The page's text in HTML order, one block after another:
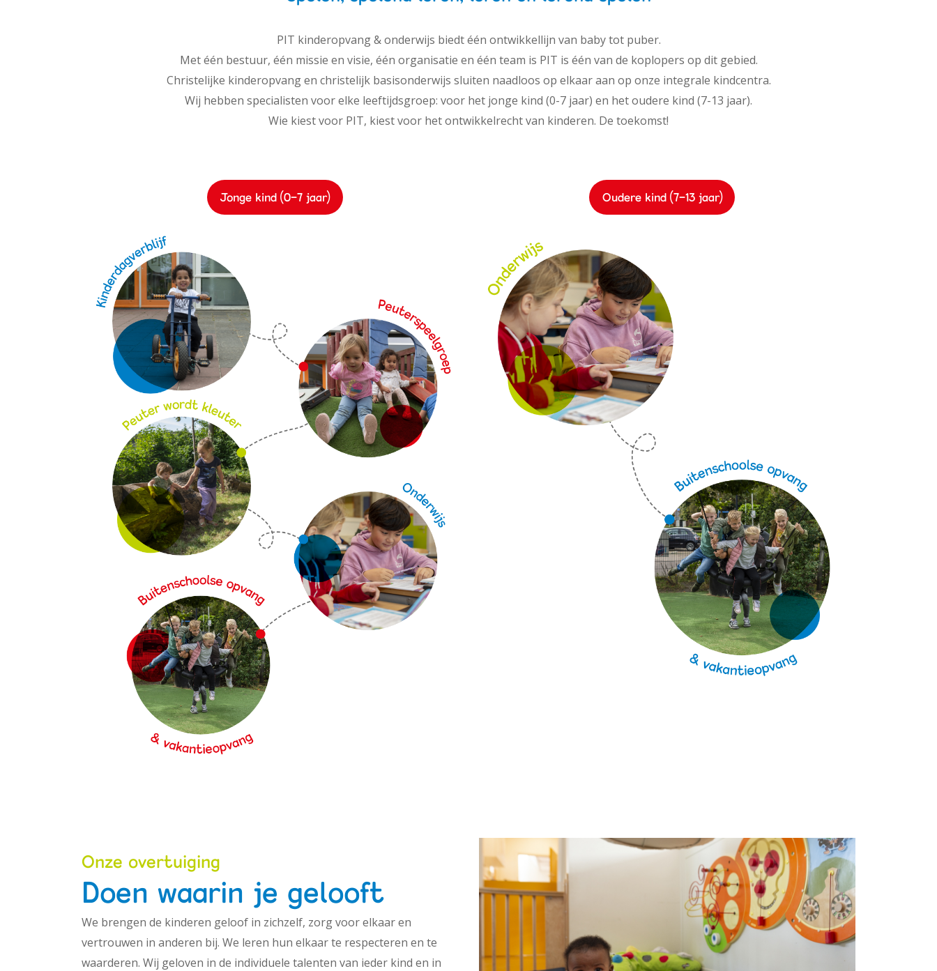
PIT kinderopvang & onderwijs biedt één ontwikkellijn van baby tot puber.
Met één bestuur, één missie en visie, één organisatie en één team is PIT is één van de koplopers op dit gebied.
Christelijke kinderopvang en christelijk basisonderwijs sluiten naadloos op elkaar aan op onze integrale kindcentra.
Wij hebben specialisten voor elke leeftijdsgroep: voor het jonge kind (0-7 jaar) en het oudere kind (7-13 jaar).
Wie kiest voor PIT, kiest voor het ontwikkelrecht van kinderen. De toekomst!
Jonge kind (0-7 jaar) Oudere kind (7-13 jaar)
Onze overtuiging
Doen waarin je gelooft
We brengen de kinderen geloof in zichzelf, zorg voor elkaar en
vertrouwen in anderen bij. We leren hun elkaar te respecteren en te
waarderen. Wij geloven in de individuele talenten van ieder kind en in